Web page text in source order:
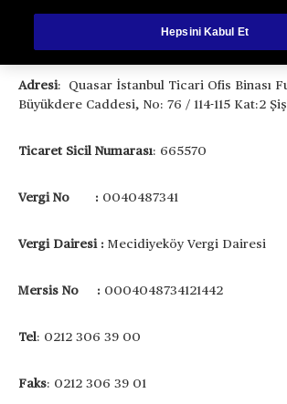
Türkiye İstanbul Şubesi.
Adresi: Quasar İstanbul Ticari Ofis Binası
Büyükdere Caddesi, No: 76 / 114-115 Kat:2
Ticaret Sicil Numarası: 665570
Vergi No : 0040487341
Vergi Dairesi : Mecidiyeköy Vergi Dairesi
Mersis No : 0004048734121442
Tel: 0212 306 39 00
Faks: 0212 306 39 01
Hepsini Kabul Et